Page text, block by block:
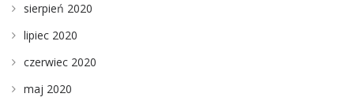
sierpień 2020
lipiec 2020
czerwiec 2020
maj 2020